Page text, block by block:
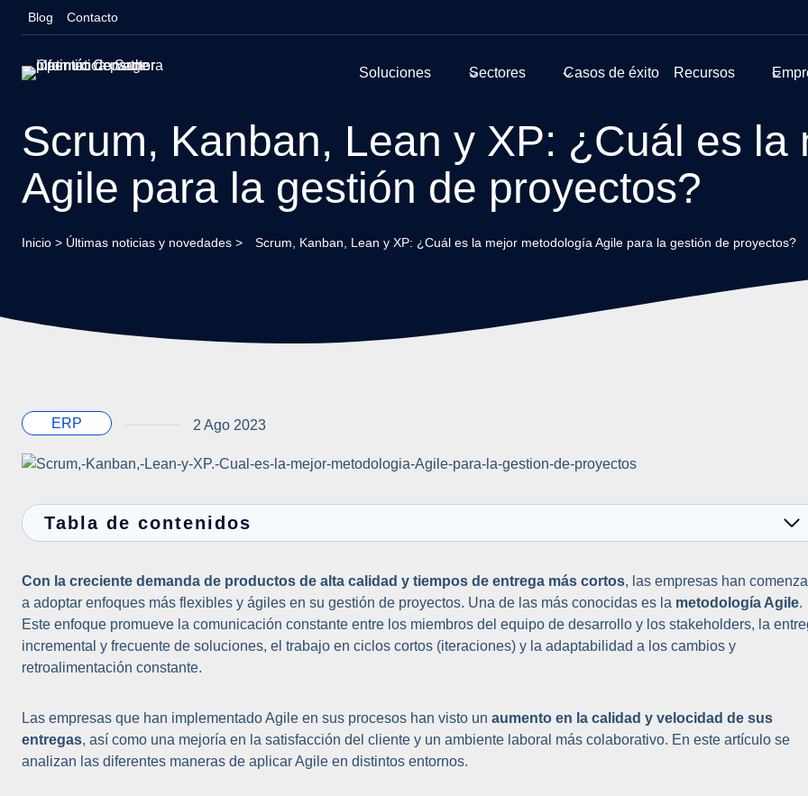
SaltarBlog Contacto
Soluciones Sectores Casos de éxito Recursos
Scrum, Kanban, Lean y XP: ¿Cuál es
Agile para la gestión de proyectos?
Inicio > Últimas noticias y novedades > Scrum, Kanban, Lean y XP: ¿Cuál es la mejor metodología Agile para la gestión de proyectos?
ERP 2 Ago 2023
Tabla de contenidos
Con la creciente demanda de productos de alta calidad y tiempos de entrega más cortos, las empresas han
a adoptar enfoques más flexibles y ágiles en su gestión de proyectos. Una de las más conocidas es la metodología Agile.
Este enfoque promueve la comunicación constante entre los miembros del equipo de desarrollo y los stakeholders, la
incremental y frecuente de soluciones, el trabajo en ciclos cortos (iteraciones) y la adaptabilidad a los cambios y
retroalimentación constante.
Las empresas que han implementado Agile en sus procesos han visto un aumento en la calidad y velocidad de sus
entregas, así como una mejoría en la satisfacción del cliente y un ambiente laboral más colaborativo. En este artículo se
analizan las diferentes maneras de aplicar Agile en distintos entornos.